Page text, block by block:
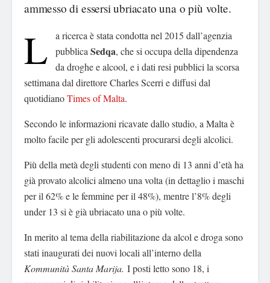
ammesso di essersi ubriacato una o più volte.
L
a ricerca è stata condotta nel 2015 dall’agenzia
pubblica Sedqa, che si occupa della dipendenza
da droghe e alcool, e i dati resi pubblici la scorsa
settimana dal direttore Charles Scerri e diffusi dal
quotidianoTimes of Malta.
Secondo le informazioni ricavate dallo studio, a Malta è
molto facile per gli adolescenti procurarsi degli alcolici.
Più della metà degli studenti con meno di 13 anni d’età ha
già provato alcolici almeno una volta (in dettaglio i maschi
per il 62% e le femmine per il 48%), mentre l’8% degli
under 13 si è già ubriacato una o più volte.
In merito al tema della riabilitazione da alcol e droga sono
stati inaugurati dei nuovi locali all’interno della
Kommunità Santa Marija. I posti letto sono 18, i